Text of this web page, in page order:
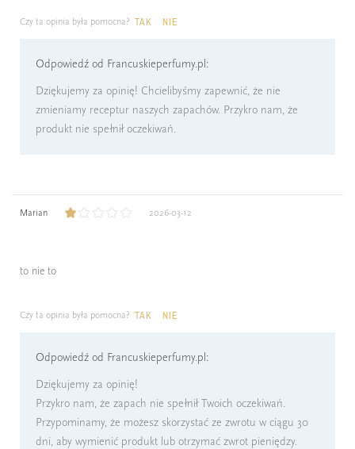
Czy ta opinia była pomocna? TAK NIE
Odpowiedź od Francuskieperfumy.pl:
Dziękujemy za opinię! Chcielibyśmy zapewnić, że nie
zmieniamy receptur naszych zapachów. Przykro nam, że
produkt nie spełnił oczekiwań.
Marian 2026-03-12
to nie to
Czy ta opinia była pomocna? TAK NIE
Odpowiedź od Francuskieperfumy.pl:
Dziękujemy za opinię!
Przykro nam, że zapach nie spełnił Twoich oczekiwań.
Przypominamy, że możesz skorzystać ze zwrotu w ciągu 30
dni, aby wymienić produkt lub otrzymać zwrot pieniędzy.